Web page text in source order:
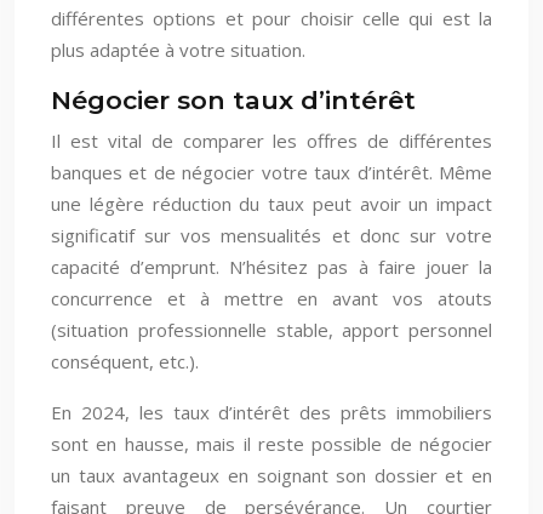
différentes options et pour choisir celle qui est la
plus adaptée à votre situation.
Négocier son taux d’intérêt
Il est vital de comparer les offres de différentes
banques et de négocier votre taux d’intérêt. Même
une légère réduction du taux peut avoir un impact
significatif sur vos mensualités et donc sur votre
capacité d’emprunt. N’hésitez pas à faire jouer la
concurrence et à mettre en avant vos atouts
(situation professionnelle stable, apport personnel
conséquent, etc.).
En 2024, les taux d’intérêt des prêts immobiliers
sont en hausse, mais il reste possible de négocier
un taux avantageux en soignant son dossier et en
faisant preuve de persévérance. Un courtier